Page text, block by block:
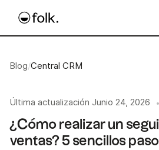
Blog/Central CRM
Última actualización Junio 24, 2026 •
¿Cómo realizar un
ventas? 5 sencillos